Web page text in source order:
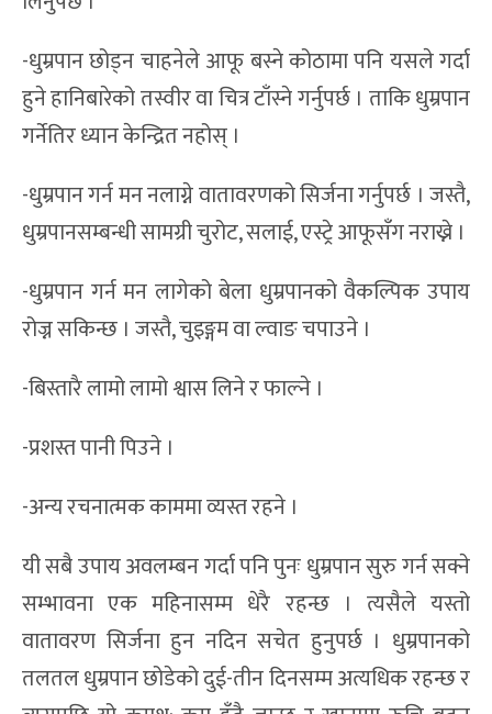
-धुम्रपान छोड्न चाहनेले आफू बस्ने कोठामा पनि यसले गर्दा
हुने हानिबारेको तस्वीर वा चित्र टाँस्ने गर्नुपर्छ । ताकि धुम्रपान
गर्नेतिर ध्यान केन्द्रित नहोस् ।
-धुम्रपान गर्न मन नलाग्ने वातावरणको सिर्जना गर्नुपर्छ । जस्तै,
धुम्रपानसम्बन्धी सामग्री चुरोट, सलाई, एस्ट्रे आफूसँग नराख्ने ।
-धुम्रपान गर्न मन लागेको बेला धुम्रपानको वैकल्पिक उपाय
रोज्न सकिन्छ । जस्तै, चुइङ्गम वा ल्वाङ चपाउने ।
-बिस्तारै लामो लामो श्वास लिने र फाल्ने ।
-प्रशस्त पानी पिउने ।
-अन्य रचनात्मक काममा व्यस्त रहने ।
यी सबै उपाय अवलम्बन गर्दा पनि पुनः धुम्रपान सुरु गर्न सक्ने
सम्भावना एक महिनासम्म धेरै रहन्छ । त्यसैले यस्तो
वातावरण सिर्जना हुन नदिन सचेत हुनुपर्छ । धुम्रपानको
तलतल धुम्रपान छोडेको दुई-तीन दिनसम्म अत्यधिक रहन्छ र